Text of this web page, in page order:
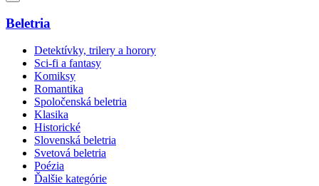
Beletria
Detektívky, trilery a horory
Sci-fi a fantasy
Komiksy
Romantika
Spoločenská beletria
Klasika
Historické
Slovenská beletria
Svetová beletria
Poézia
Ďalšie kategórie